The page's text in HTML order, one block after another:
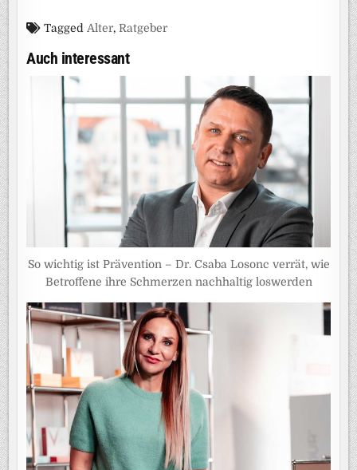
Tagged Alter,Ratgeber
Auch interessant
So wichtig ist Prävention – Dr. Csaba Losonc verrät, wie
Betroffene ihre Schmerzen nachhaltig loswerden